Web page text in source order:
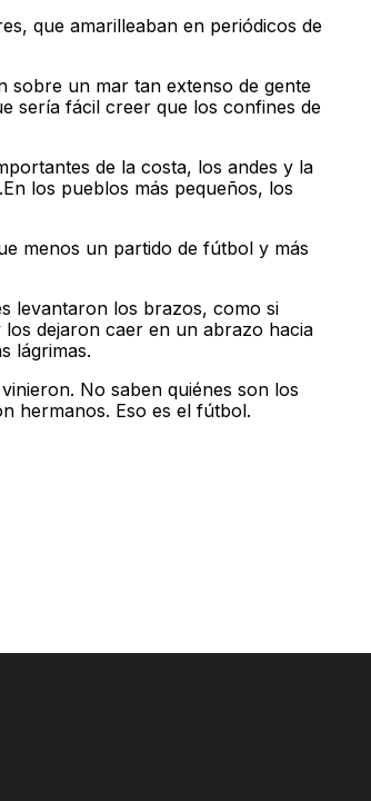
que amarilleaban en periódicos de
sobre un mar tan extenso de gente
sería fácil creer que los confines de
de la costa, los andes y la
los pueblos más pequeños, los
menos un partido de fútbol y más
levantaron los brazos, como si
dejaron caer en un abrazo hacia
lágrimas.
No saben quiénes son los
hermanos. Eso es el fútbol.